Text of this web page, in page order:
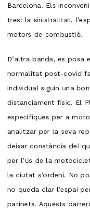
Barcelona. Els
tres: la sinistralitat,
motors de combustió.
D’altra banda, es posa
normalitat post-covid
individual siguin una
distanciament físic. El
específiques per a
analitzar per la seva
deixar constància del
per l’ús de la
la ciutat s’ordeni. No
no queda clar l’espai
patinets. Aquests